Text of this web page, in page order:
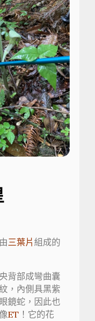
三葉片 組成的
背部成彎曲囊
，內側具黑紫
鏡蛇，因此也
ET ！它的花